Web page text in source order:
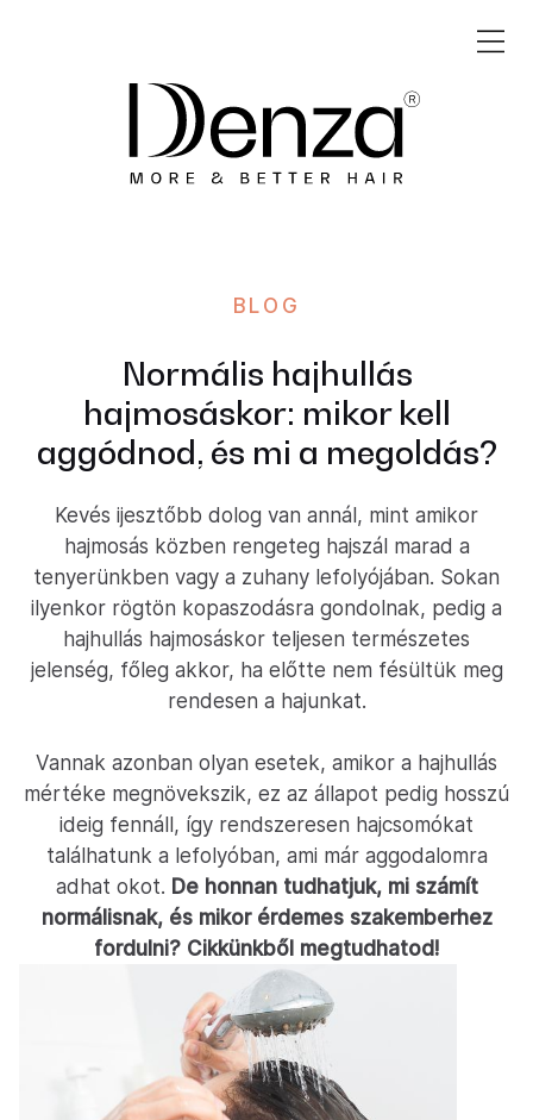
BLOG
Normális hajhullás
hajmosáskor: mikor kell
aggódnod, és mi a megoldás?
Kevés ijesztőbb dolog van annál, mint amikor
hajmosás közben rengeteg hajszál marad a
tenyerünkben vagy a zuhany lefolyójában. Sokan
ilyenkor rögtön kopaszodásra gondolnak, pedig a
hajhullás hajmosáskor teljesen természetes
jelenség, főleg akkor, ha előtte nem fésültük meg
rendesen a hajunkat.
Vannak azonban olyan esetek, amikor a hajhullás
mértéke megnövekszik, ez az állapot pedig hosszú
ideig fennáll, így rendszeresen hajcsomókat
találhatunk a lefolyóban, ami már aggodalomra
adhat okot. De honnan tudhatjuk, mi számít
normálisnak, és mikor érdemes szakemberhez
fordulni? Cikkünkből megtudhatod!